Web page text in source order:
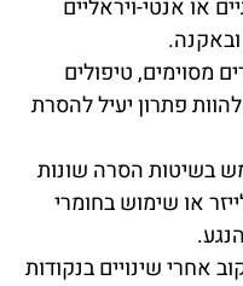
או אנטי-ויראליים
ובאקנה.
מסוימים, טיפולים
פתרון יעיל להסרת
בשיטות הסרה שונות
או שימוש בחומרי
אחרי שינויים בנקודות